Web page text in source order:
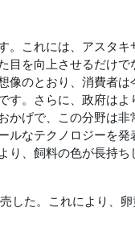
これには、アスタ
を向上させるだけで
のとおり、消費者
。さらに、政府は
げで、この分野は非
ルなテクノロジーを発
、飼料の色が長持
した。これにより、